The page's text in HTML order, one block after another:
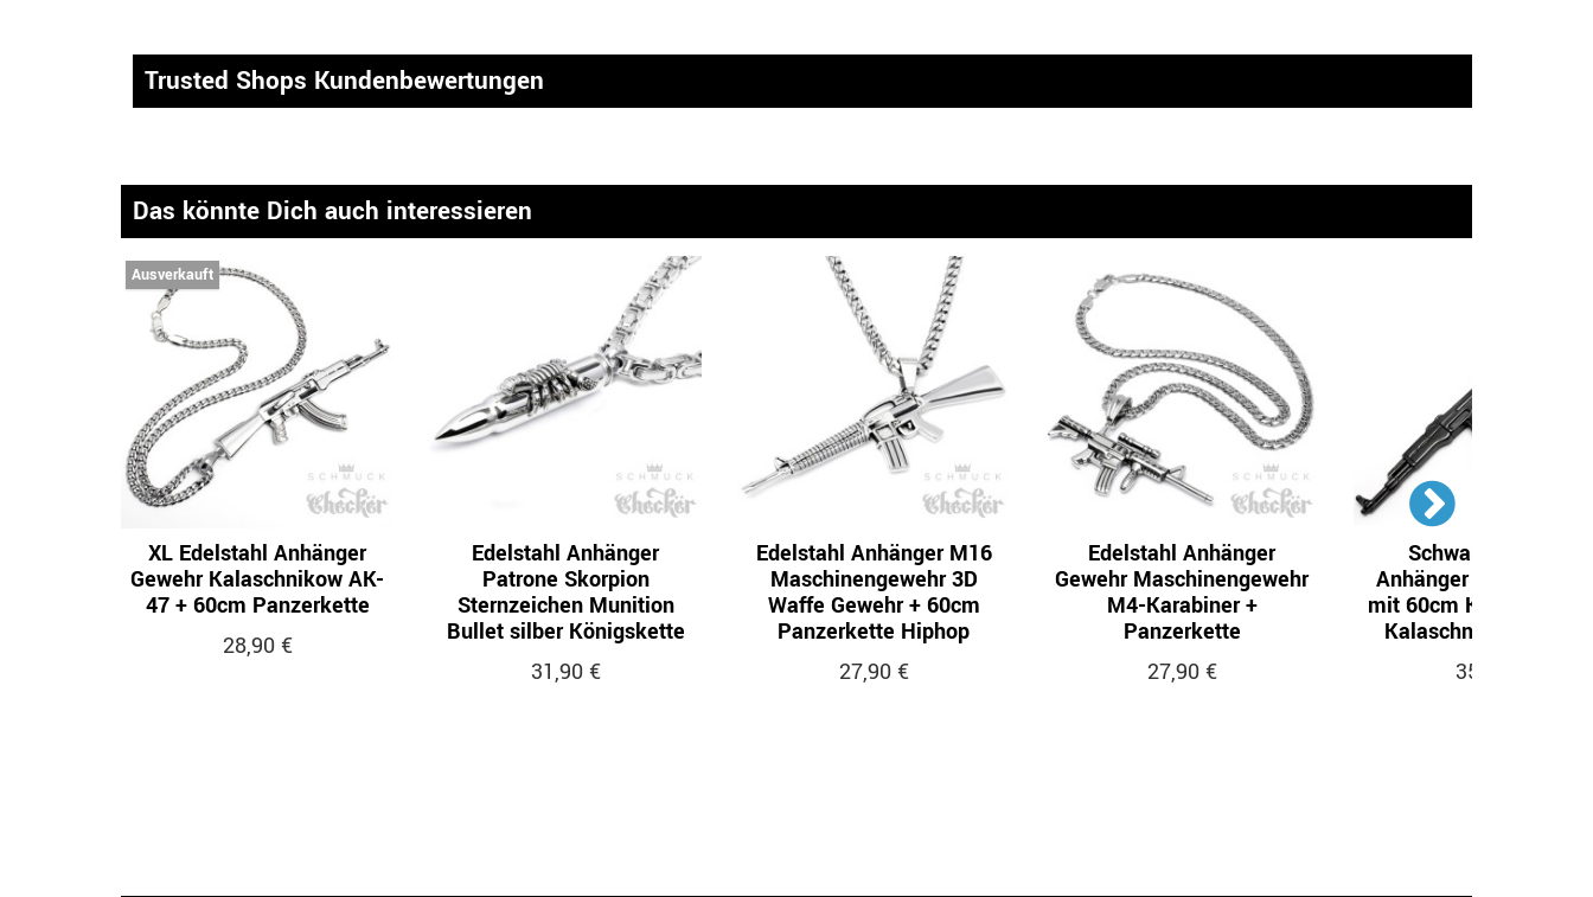
Trusted Shops Kundenbewertungen
Das könnte Dich auch interessieren
Ausverkauft
XL Edelstahl Anhänger
Gewehr Kalaschnikow AK-
47 + 60cm Panzerkette
28,90 €
Edelstahl Anhänger
Patrone Skorpion
Sternzeichen Munition
Bullet silber Königskette
31,90 €
Edelstahl Anhänger M16
Maschinengewehr 3D
Waffe Gewehr + 60cm
Panzerkette Hiphop
27,90 €
Edelstahl Anhänger
Gewehr Maschinengewehr
M4-Karabiner +
Panzerkette
27,90 €
Schwarzer AK-47
Anhänger aus
mit 60cm Königskette
Kalaschnikow
35,90 €